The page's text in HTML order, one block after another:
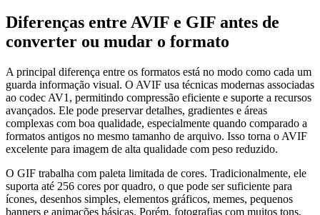
Diferenças entre AVIF e GIF antes de
converter ou mudar o formato
A principal diferença entre os formatos está no modo como cada um
guarda informação visual. O AVIF usa técnicas modernas associadas
ao codec AV1, permitindo compressão eficiente e suporte a recursos
avançados. Ele pode preservar detalhes, gradientes e áreas
complexas com boa qualidade, especialmente quando comparado a
formatos antigos no mesmo tamanho de arquivo. Isso torna o AVIF
excelente para imagem de alta qualidade com peso reduzido.
O GIF trabalha com paleta limitada de cores. Tradicionalmente, ele
suporta até 256 cores por quadro, o que pode ser suficiente para
ícones, desenhos simples, elementos gráficos, memes, pequenos
banners e animações básicas. Porém, fotografias com muitos tons,